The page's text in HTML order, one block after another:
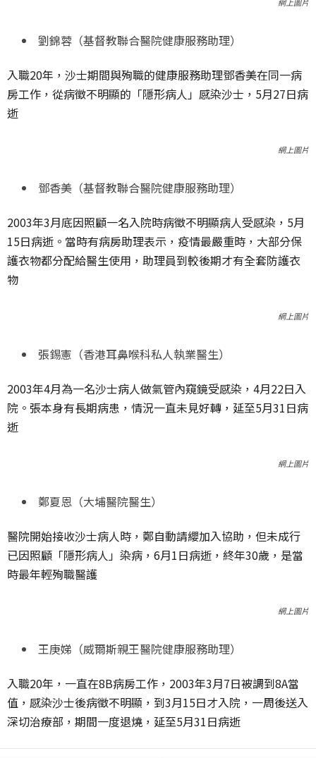
劉錦蓉（基督教聯合醫院健康服務助理）
入職20年，沙士期間與殉職的健康服務助理鄧香美在同一病
房工作，從病徵不明顯的「隱形病人」感染沙士，5月27日病
逝
網上圖片
鄧香美（基督教聯合醫院健康服務助理）
2003年3月底因照顧一名入院時病徵不明顯病人受感染，5月
15日病逝。當時有病房助理表示，疫情最嚴重時，大部分保
護衣物都分配給醫生使用，助理員到較後期才有全套防護衣
物
網上圖片
張錫憲（香港耳鼻喉科私人執業醫生）
2003年4月為一名沙士病人做氣管內窺鏡受感染，4月22日入
院。張本身有長期病患，情況一直未見好轉，延至5月31日病
逝
網上圖片
鄭夏恩（大埔醫院醫生）
醫院開始接收沙士病人時，鄭自動請纓加入協助，但未成行
已因照顧「隱形病人」染病，6月1日病逝，終年30歲，是當
時最年輕殉職醫護
網上圖片
王庚娣（威爾斯親王醫院健康服務助理）
入職20年，一直在8B病房工作，2003年3月7日被調到8A當
值，感染沙士後病徵不明顯，到3月15日才入院，一周後送入
深切治療部，期間一度退燒，延至5月31日病逝